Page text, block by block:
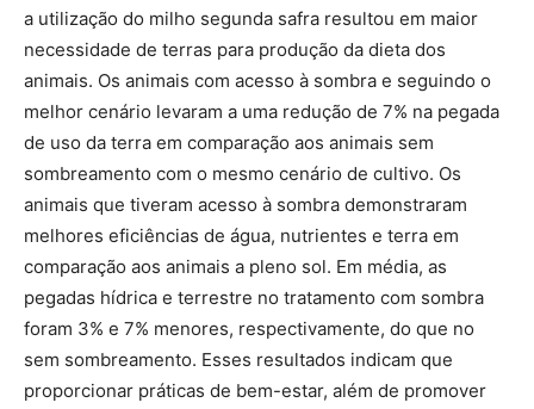
a utilização do milho segunda safra resultou em maior
necessidade de terras para produção da dieta dos
animais. Os animais com acesso à sombra e seguindo o
melhor cenário levaram a uma redução de 7% na pegada
de uso da terra em comparação aos animais sem
sombreamento com o mesmo cenário de cultivo. Os
animais que tiveram acesso à sombra demonstraram
melhores eficiências de água, nutrientes e terra em
comparação aos animais a pleno sol. Em média, as
pegadas hídrica e terrestre no tratamento com sombra
foram 3% e 7% menores, respectivamente, do que no
sem sombreamento. Esses resultados indicam que
proporcionar práticas de bem-estar, além de promover